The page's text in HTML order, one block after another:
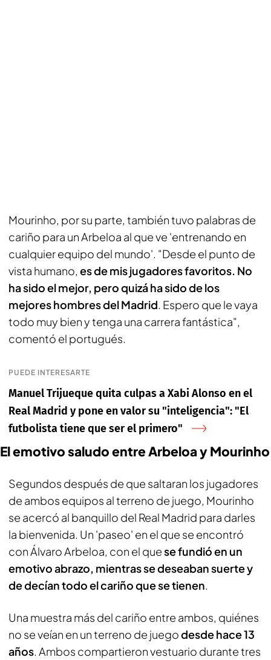
Mourinho, por su parte, también tuvo palabras de
cariño para un Arbeloa al que ve 'entrenando en
cualquier equipo del mundo'. "Desde el punto de
vista humano, es de mis jugadores favoritos. No
ha sido el mejor, pero quizá ha sido de los
mejores hombres del Madrid. Espero que le vaya
todo muy bien y tenga una carrera fantástica",
comentó el portugués.
PUEDE INTERESARTE
Manuel Trijueque quita culpas a Xabi Alonso en el
Real Madrid y pone en valor su "inteligencia": "El
futbolista tiene que ser el primero"
El emotivo saludo entre Arbeloa y Mourinho
Segundos después de que saltaran los jugadores
de ambos equipos al terreno de juego, Mourinho
se acercó al banquillo del Real Madrid para darles
la bienvenida. Un 'paseo' en el que se encontró
con Álvaro Arbeloa, con el quese fundió en un
emotivo abrazo, mientras se deseaban suerte y
de decían todo el cariño que se tienen.
Una muestra más del cariño entre ambos, quiénes
no se veían en un terreno de juegodesde hace 13
años. Ambos compartieron vestuario durante tres